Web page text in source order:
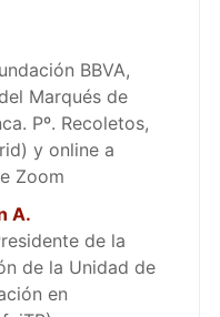
BBVA,
Marqués de
Pº. Recoletos,
y online a
Zoom
A.
de la
de la Unidad de
en